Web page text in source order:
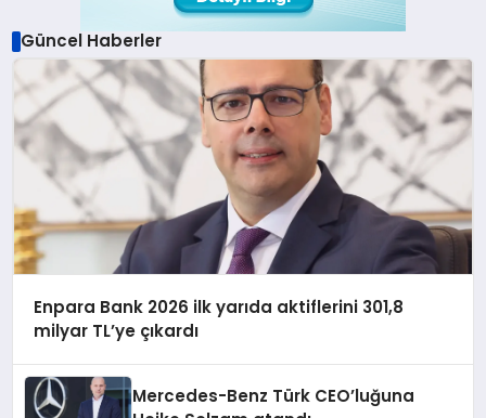
Güncel Haberler
Enpara Bank 2026 ilk yarıda aktiflerini 301,8
milyar TL’ye çıkardı
Mercedes-Benz Türk CEO’luğuna